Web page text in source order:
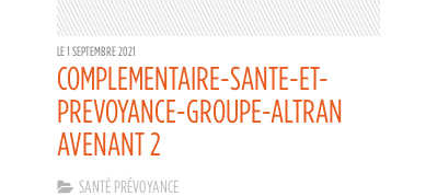
LE 1 SEPTEMBRE 2021
COMPLEMENTAIRE-SANTE-ET-
PREVOYANCE-GROUPE-ALTRAN
AVENANT 2
SANTÉ PRÉVOYANCE